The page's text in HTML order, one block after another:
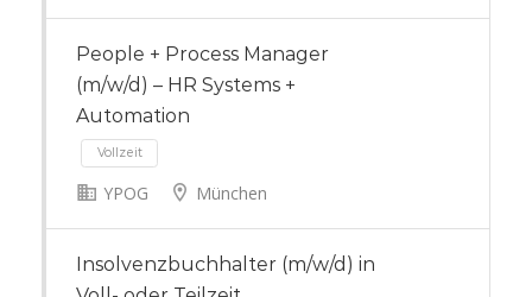
Teilzeit
People + Process Manager
(m/w/d) – HR Systems +
Automation
YPOG München
Insolvenzbuchhalter (m/w/d) in